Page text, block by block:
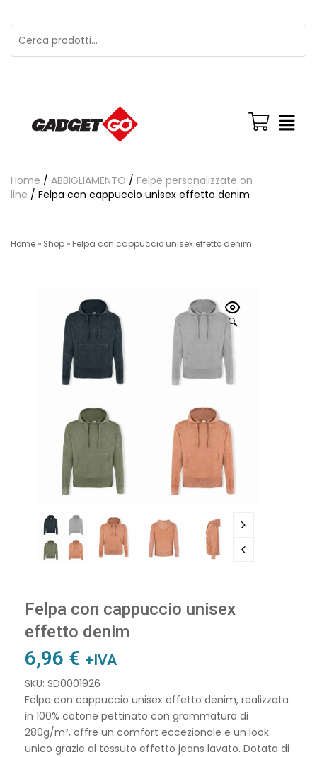
Home / ABBIGLIAMENTO / Felpe personalizzate on
line / Felpa con cappuccio unisex effetto denim
Home » Shop » Felpa con cappuccio unisex effetto denim
🔍
Felpa con cappuccio unisex
effetto denim
6,96 € +IVA
SKU: SD0001926
Felpa con cappuccio unisex effetto denim, realizzata
in 100% cotone pettinato con grammatura di
280g/m², offre un comfort eccezionale e un look
unico grazie al tessuto effetto jeans lavato. Dotata di